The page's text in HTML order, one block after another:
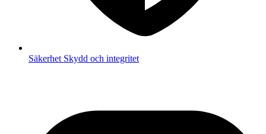
Säkerhet Skydd och integritet